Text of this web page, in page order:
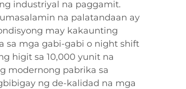
industriyal na paggamit.
na palatandaan ay
may kakaunting
sa mga gabi-gabi o night shift
higit sa 10,000 yunit na
modernong pabrika sa
ng de-kalidad na mga